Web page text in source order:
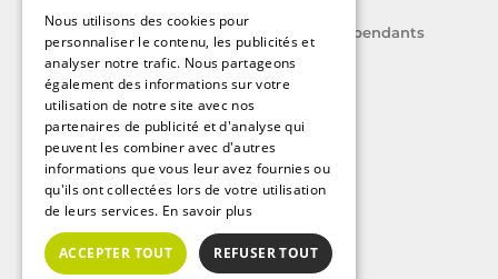
Le label des agents immobiliers indépendants
A découvrir
Nos guides immobiliers
Immobilier sur Paris
Immobilier sur Marseille
Nous utilisons des cookies pour
personnaliser le contenu, les publicités et
analyser notre trafic. Nous partageons
également des informations sur votre
utilisation de notre site avec nos
partenaires de publicité et d'analyse qui
peuvent les combiner avec d'autres
informations que vous leur avez fournies ou
qu'ils ont collectées lors de votre utilisation
de leurs services. En savoir plus
ACCEPTER TOUT REFUSER TOUT